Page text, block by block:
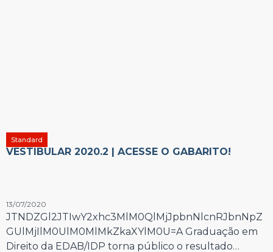
Standard
VESTIBULAR 2020.2 | ACESSE O GABARITO!
13/07/2020
JTNDZGl2JTIwY2xhc3MlM0QlMjJpbnNlcnRJbnNpZ
GUlMjIlM0UlM0MlMkZkaXYlM0U=A Graduação em
Direito da EDAB/IDP torna público o resultado…